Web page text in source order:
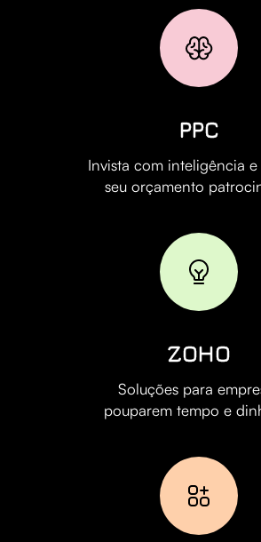
PPC
Invista com inteligência
seu orçamento
ZOHO
Soluções para
pouparem tempo e